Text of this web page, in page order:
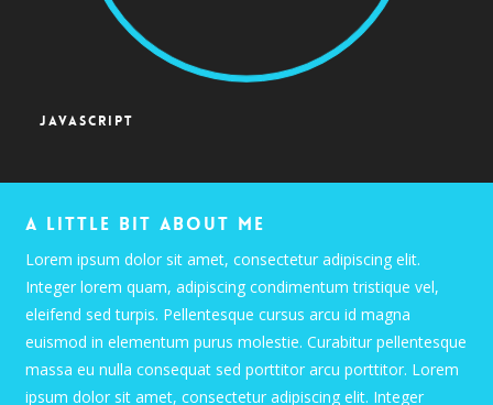
JAVASCRIPT
A little bit about me
Lorem ipsum dolor sit amet, consectetur adipiscing elit.
Integer lorem quam, adipiscing condimentum tristique vel,
eleifend sed turpis. Pellentesque cursus arcu id magna
euismod in elementum purus molestie. Curabitur pellentesque
massa eu nulla consequat sed porttitor arcu porttitor. Lorem
ipsum dolor sit amet, consectetur adipiscing elit. Integer